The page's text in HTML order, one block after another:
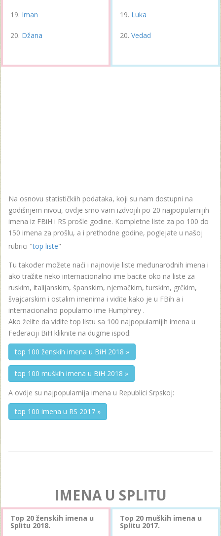
Iman
Džana
Luka
Vedad
Na osnovu statističkiih podataka, koji su nam dostupni na
godišnjem nivou, ovdje smo vam izdvojili po 20 najpopularnijih
imena iz FBiH i RS prošle godine. Kompletne liste za po 100 do
150 imena za prošlu, a i prethodne godine, poglejate u našoj
rubrici "top liste"
Tu također možete naći i najnovije liste međunarodnih imena i
ako tražite neko internacionalno ime bacite oko na liste za
ruskim, italijanskim, španskim, njemačkim, turskim, grčkim,
švajcarskim i ostalim imenima i vidite kako je u FBih a i
internacionalno popularno ime Humphrey .
Ako želite da vidite top listu sa 100 najpopularnijih imena u
Federaciji BiH kliknite na dugme ispod:
top 100 ženskih imena u BiH 2018 »
top 100 muških imena u BiH 2018 »
A ovdje su najpopularnija imena u Republici Srpskoj:
top 100 imena u RS 2017 »
IMENA U SPLITU
Top 20 ženskih imena u
Splitu 2018.
Top 20 muških imena u
Splitu 2017.